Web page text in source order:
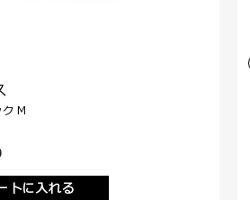
トに入れる
M